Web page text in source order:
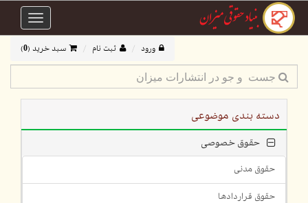
Toggle
ورود ثبت نام سبد خرید (0
)
دسته بندی موضوعی
حقوق خصوصی
حقوق مدنی
حقوق قراردادها